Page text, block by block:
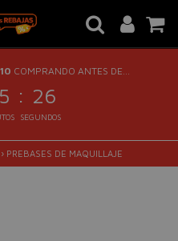
COMPRANDO ANTES DE...
: 25
SEGUNDOS
› PREBASES DE MAQUILLAJE